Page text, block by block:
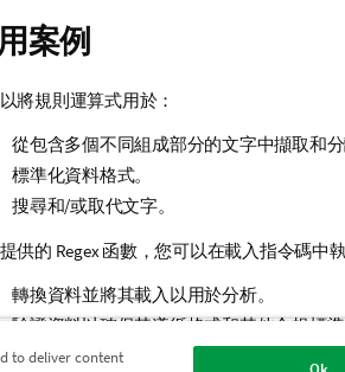
案例
將規則運算式用於：
從包含多個不同組成部分的文字中擷取和
標準化資料格式。
搜尋和/或取代文字。
供的 Regex 函數，您可以在載入指令碼中
轉換資料並將其載入以用於分析。
驗證資料以確保其遵循格式和其他合規標
識別、遮罩個人識別資訊 (PII) 或將其更改
to deliver content